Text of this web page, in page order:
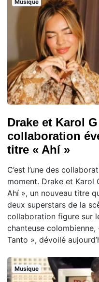
Musique
Drake et Karol
collaboration
titre « Ahí »
C’est l’une des
moment. Drake et Karol
Ahí », un nouveau titre
deux superstars de la
collaboration figure sur
chanteuse
Tanto », dévoilé
Musique